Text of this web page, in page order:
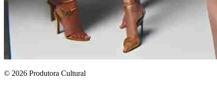
© 2026 Produtora Cultural